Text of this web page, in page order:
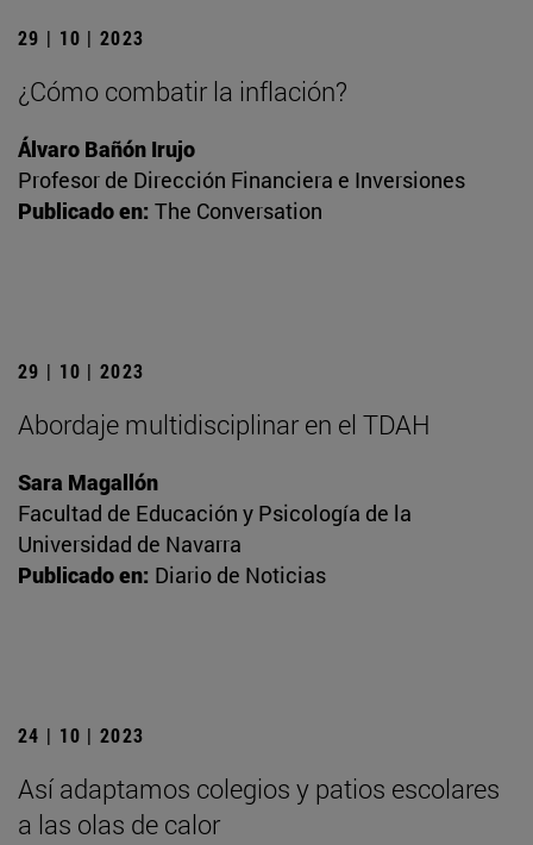
29 | 10 | 2023
¿Cómo combatir la inflación?
Álvaro Bañón Irujo
Profesor de Dirección Financiera e Inversiones
Publicado en: The Conversation
29 | 10 | 2023
Abordaje multidisciplinar en el TDAH
Sara Magallón
Facultad de Educación y Psicología de la
Universidad de Navarra
Publicado en: Diario de Noticias
24 | 10 | 2023
Así adaptamos colegios y patios escolares
a las olas de calor